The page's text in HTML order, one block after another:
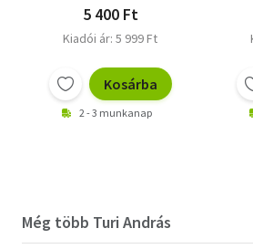
5 400 Ft
Kiadói ár: 5 999 Ft
Kosárba
2 - 3 munkanap
Még több Turi András